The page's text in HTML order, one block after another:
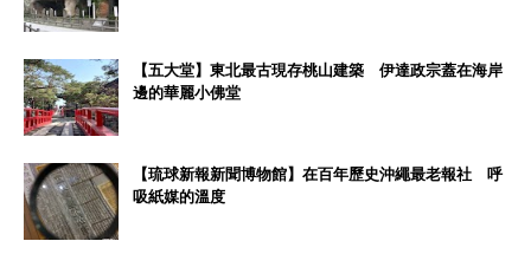
【五大堂】東北最古現存桃山建築 伊達政宗蓋在海岸
邊的華麗小佛堂
【琉球新報新聞博物館】在百年歷史沖繩最老報社 呼
吸紙媒的溫度